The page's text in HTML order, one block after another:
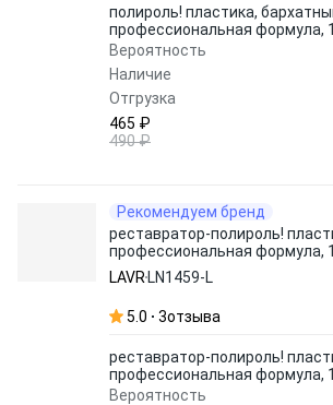
полироль! пластика,
профессиональная формула,
Вероятность
Наличие
Отгрузка
465 ₽
490 ₽
Рекомендуем бренд
реставратор-полироль!
профессиональная формула,
LAVR LN1459-L
5.0 3отзыва
реставратор-полироль!
профессиональная формула,
Вероятность